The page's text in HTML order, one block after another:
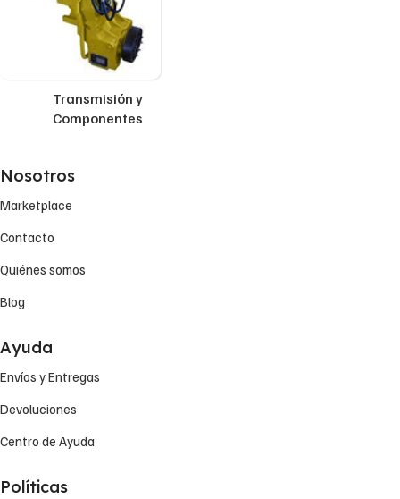
Transmisión y
Componentes
Nosotros
Marketplace
Contacto
Quiénes somos
Blog
Ayuda
Envíos y Entregas
Devoluciones
Centro de Ayuda
Políticas